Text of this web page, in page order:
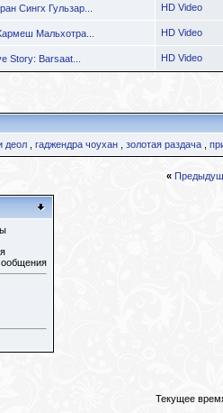
Сингх Гульзар... HD Video
Мальхотра... HD Video
Story: Barsaat... HD Video
деол гаджендра чоухан золотая раздача
«
Текущее